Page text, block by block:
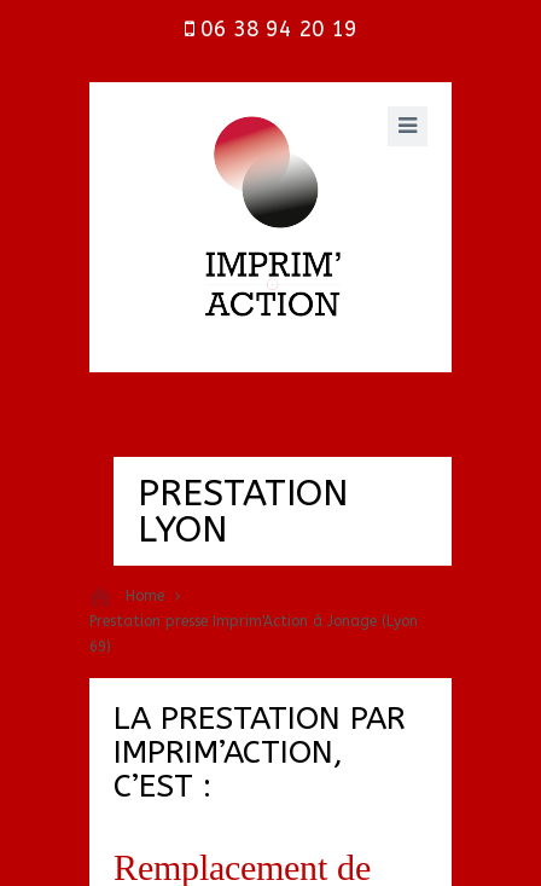
06 38 94 20 19
PRESTATION
LYON
Home
Prestation presse Imprim'Action à Jonage (Lyon
69)
LA PRESTATION PAR
IMPRIM’ACTION,
C’EST :
Remplacement de